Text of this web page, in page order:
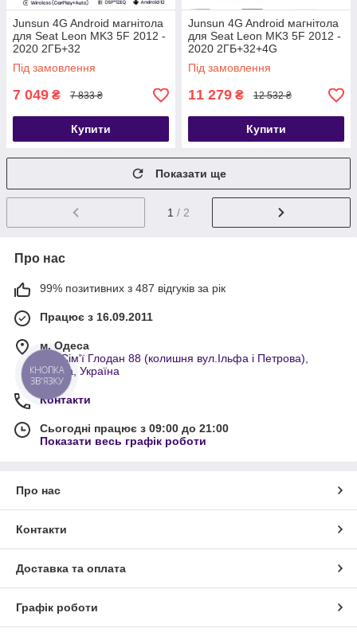
Junsun 4G Android магнітола
для Seat Leon MK3 5F 2012 -
2020 2ГБ+32
Під замовлення
7 049 ₴ 7 833 ₴
Купити
Junsun 4G Android магнітола
для Seat Leon MK3 5F 2012 -
2020 2ГБ+32+4G
Під замовлення
11 279 ₴ 12 532 ₴
Купити
Показати ще
1 / 2
Про нас
99% позитивних з 487 відгуків за рік
Працює з 16.09.2011
м. Одеса
вул.Сім'ї Глодан 88 (колишня вул.Ільфа і Петрова),
Одеса, Україна
Контакти
Сьогодні працює з 09:00 до 21:00
Показати весь графік роботи
Про нас
Контакти
Доставка та оплата
Графік роботи